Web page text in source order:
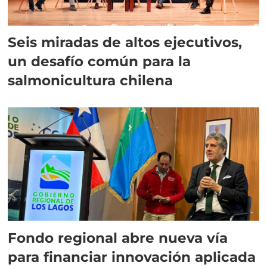
Seis miradas de altos ejecutivos,
un desafío común para la
salmonicultura chilena
Fondo regional abre nueva vía
para financiar innovación aplicada